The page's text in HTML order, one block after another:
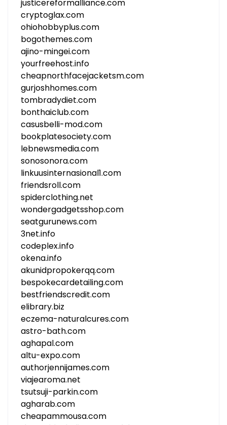
justicereformalliance.com
cryptoglax.com
ohiohobbyplus.com
bogothemes.com
ajino-mingei.com
yourfreehost.info
cheapnorthfacejacketsm.com
gurjoshhomes.com
tombradydiet.com
bonthaiclub.com
casusbelli-mod.com
bookplatesociety.com
lebnewsmedia.com
sonosonora.com
linkuusinternasional1.com
friendsroll.com
spiderclothing.net
wondergadgetsshop.com
seatgurunews.com
3net.info
codeplex.info
okena.info
akunidpropokerqq.com
bespokecardetailing.com
bestfriendscredit.com
elibrary.biz
eczema-naturalcures.com
astro-bath.com
aghapal.com
altu-expo.com
authorjennijames.com
viajearoma.net
tsutsuji-parkin.com
agharab.com
cheapammousa.com